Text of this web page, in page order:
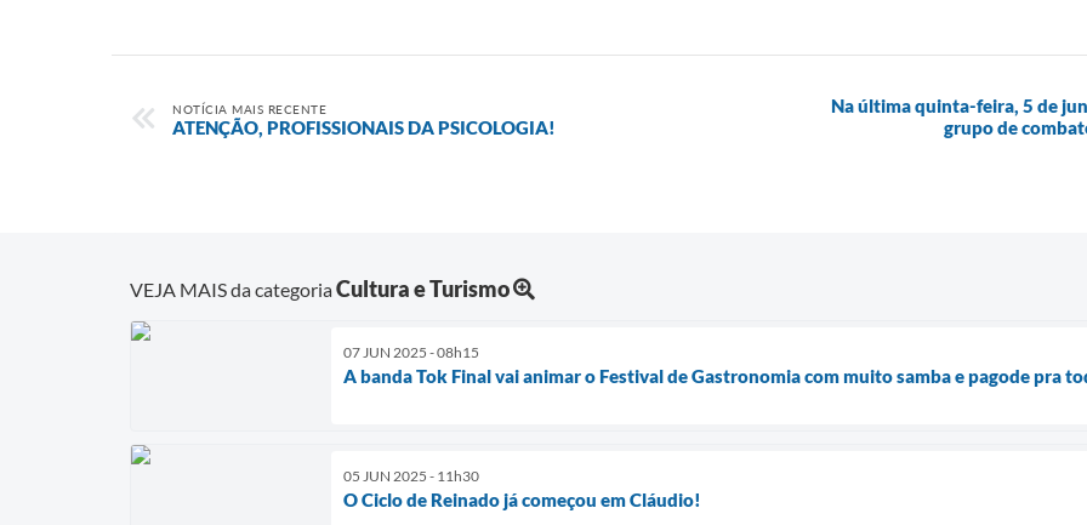
NOTÍCIA MAIS RECENTE
ATENÇÃO, PROFISSIONAIS DA PSICOLOGIA!
Na última quinta-feira, 5 de
grupo de
VEJA MAIS da categoriaCultura e Turismo
07 JUN 2025 - 08h15
A banda Tok Final vai animar o Festival de Gastronomia com muito samba e pagode pra
05 JUN 2025 - 11h30
O Ciclo de Reinado já começou em Cláudio!